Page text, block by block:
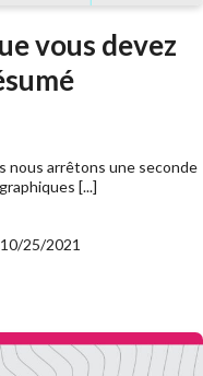
vous devez
nous arrêtons une seconde
[...]
10/25/2021